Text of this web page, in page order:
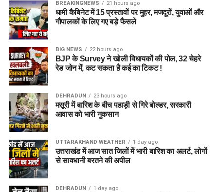
BREAKINGNEWS 21 hours ago
धामी कैबिनेट में 15 प्रस्तावों पर मुहर, मजदूरों, युवाओं और
गौपालकों के लिए गए बड़े फैसले
BIG NEWS 22 hours ago
BJP के Survey ने खोली विधायकों की पोल, 32 चेहरे
रेड जोन में, कट सकता है कई का टिकट !
DEHRADUN 23 hours ago
मसूरी में बारिश के बीच पहाड़ी से गिरे बोल्डर, सरकारी
आवास को भारी नुकसान
UTTARAKHAND WEATHER 1 day ago
उत्तराखंड में आज सात जिलों में भारी बारिश का अलर्ट, लोगों
से सावधानी बरतने की अपील
DEHRADUN 1 day ago